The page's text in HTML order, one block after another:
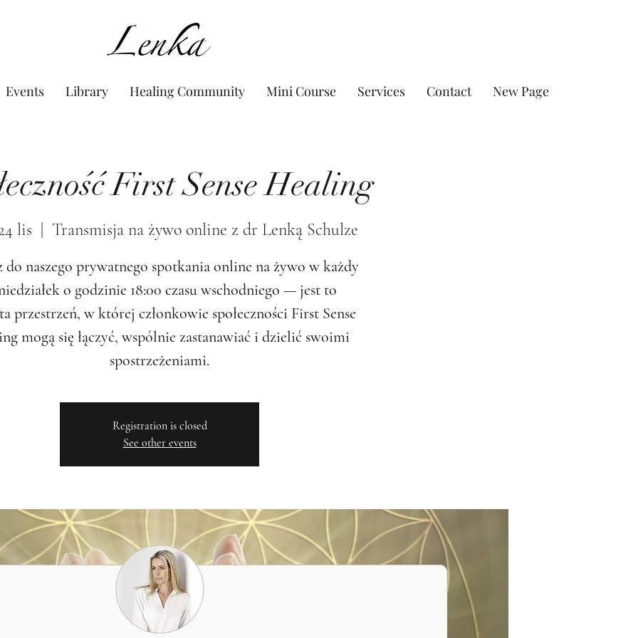
www.Lenka.org
Events Library Healing Community Mini Course Services Contact New Page
First Sense Healing
lis Transmisja na żywo online z dr Lenką Schulze
do naszego prywatnego spotkania online na żywo w każdy
o godzinie 18:00 czasu wschodniego — jest to
przestrzeń, w której członkowie społeczności First Sense
mogą się łączyć, wspólnie zastanawiać i dzielić swoimi
spostrzeżeniami.
Registration is closed
See other events